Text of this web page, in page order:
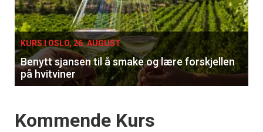
single
KURS I OSLO, 26. AUGUST
Benytt sjansen til å smake og lære forskjellen
på hvitviner
Events
Kommende Kurs